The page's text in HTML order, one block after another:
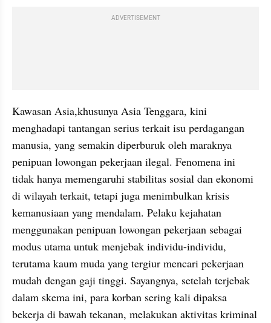
ADVERTISEMENT
Kawasan Asia,khusunya Asia Tenggara, kini
menghadapi tantangan serius terkait isu perdagangan
manusia, yang semakin diperburuk oleh maraknya
penipuan lowongan pekerjaan ilegal. Fenomena ini
tidak hanya memengaruhi stabilitas sosial dan ekonomi
di wilayah terkait, tetapi juga menimbulkan krisis
kemanusiaan yang mendalam. Pelaku kejahatan
menggunakan penipuan lowongan pekerjaan sebagai
modus utama untuk menjebak individu-individu,
terutama kaum muda yang tergiur mencari pekerjaan
mudah dengan gaji tinggi. Sayangnya, setelah terjebak
dalam skema ini, para korban sering kali dipaksa
bekerja di bawah tekanan, melakukan aktivitas kriminal